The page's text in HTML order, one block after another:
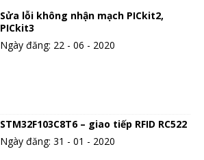
Sửa lỗi không nhận mạch PICkit2,
PICkit3
Ngày đăng: 22 - 06 - 2020
STM32F103C8T6 – giao tiếp RFID RC522
Ngày đăng: 31 - 01 - 2020